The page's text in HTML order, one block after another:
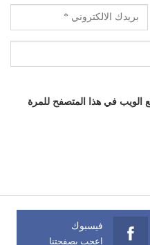
الويب في هذا المتصفح للمرة
فيسبوك
اعجب بصفحتنا